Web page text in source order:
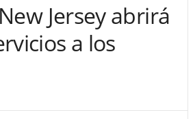
Jersey abrirá
a los